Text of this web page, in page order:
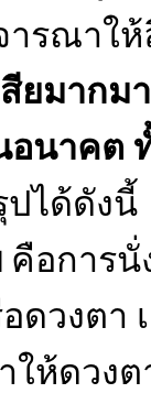
รณาให้
ยมากม
นาคต
ปได้ดังนี้
คือการนั่
ดวงตา
ห้ดวงต